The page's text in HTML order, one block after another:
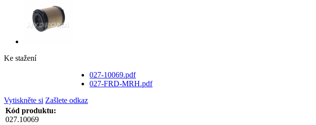
Ke stažení
027-10069.pdf
027-FRD-MRH.pdf
Vytiskněte si Zašlete odkaz
Kód produktu:
027.10069